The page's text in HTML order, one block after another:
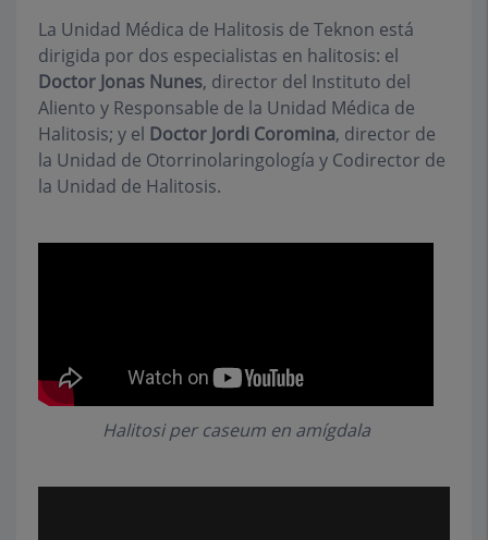
La Unidad Médica de Halitosis de Teknon está
dirigida por dos especialistas en halitosis: el
Doctor Jonas Nunes, director del Instituto del
Aliento y Responsable de la Unidad Médica de
Halitosis; y el Doctor Jordi Coromina, director de
la Unidad de Otorrinolaringología y Codirector de
la Unidad de Halitosis.
Halitosi per caseum en amígdala